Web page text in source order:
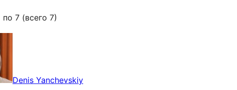
7 (всего 7)
Denis Yanchevskiy